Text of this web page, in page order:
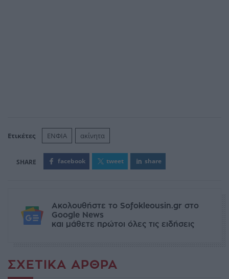
Ετικέτες ΕΝΦΙΑ ακίνητα
facebook tweet share
Ακολουθήστε το Sofokleousin.gr στο
Google News
και μάθετε πρώτοι όλες τις ειδήσεις
ΣΧΕΤΙΚΆ ΆΡΘΡΑ